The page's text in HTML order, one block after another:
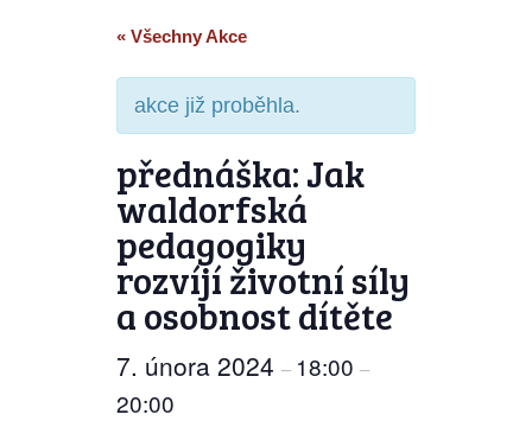
« Všechny Akce
akce již proběhla.
přednáška: Jak
waldorfská
pedagogiky
rozvíjí životní síly
a osobnost dítěte
7. února 2024 – 18:00 –
20:00